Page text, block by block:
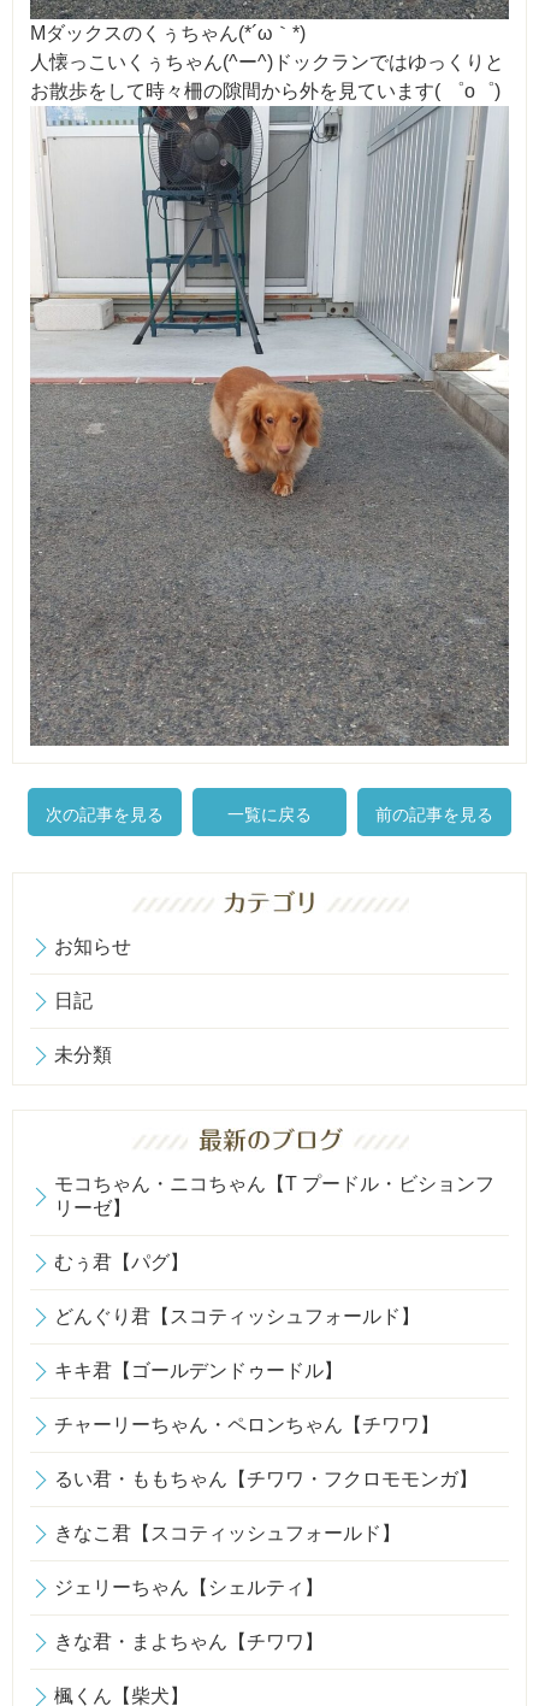
Mダックスのくぅちゃん(*´ω｀*)
人懐っこいくぅちゃん(^ー^)ドックランではゆっくりと
お散歩をして時々柵の隙間から外を見ています( ゜o゜)
次の記事を見る 一覧に戻る 前の記事を見る
お知らせ
日記
未分類
モコちゃん・ニコちゃん【T プードル・ビションフ
リーゼ】
むぅ君【パグ】
どんぐり君【スコティッシュフォールド】
キキ君【ゴールデンドゥードル】
チャーリーちゃん・ペロンちゃん【チワワ】
るい君・ももちゃん【チワワ・フクロモモンガ】
きなこ君【スコティッシュフォールド】
ジェリーちゃん【シェルティ】
きな君・まよちゃん【チワワ】
楓くん【柴犬】